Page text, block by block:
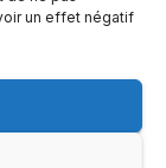
un effet négatif
de Pertuis
Emploi